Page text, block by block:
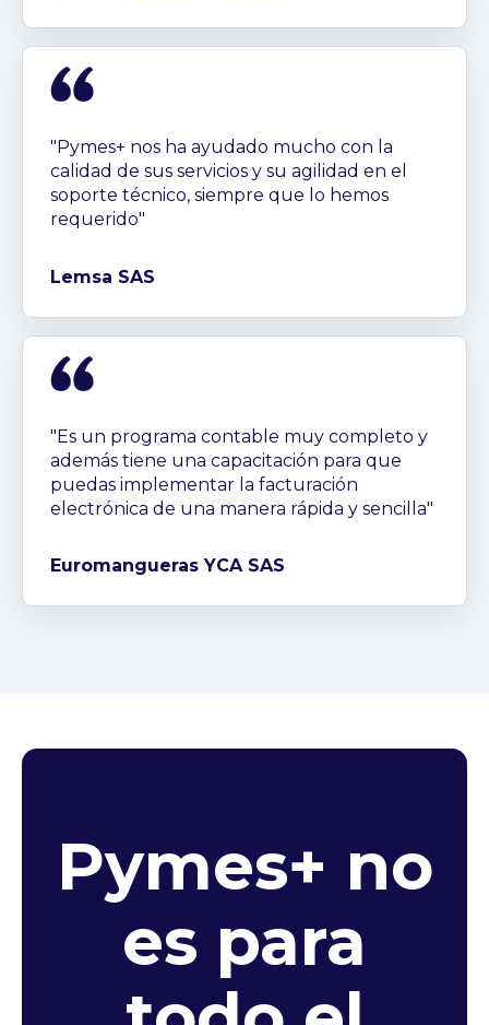
"Pymes+ nos ha ayudado mucho con la
calidad de sus servicios y su agilidad en el
soporte técnico, siempre que lo hemos
requerido"
Lemsa SAS
"Es un programa contable muy completo y
además tiene una capacitación para que
puedas implementar la facturación
electrónica de una manera rápida y sencilla"
Euromangueras YCA SAS
Pymes+ no
es para